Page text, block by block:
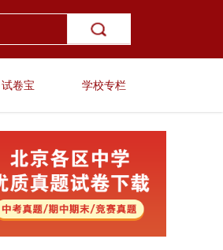
试卷宝 学校专栏